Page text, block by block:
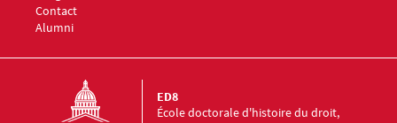
Menu footer ED8 5
Contact
Alumni
École doctorale d'histoire du droit,
ED8